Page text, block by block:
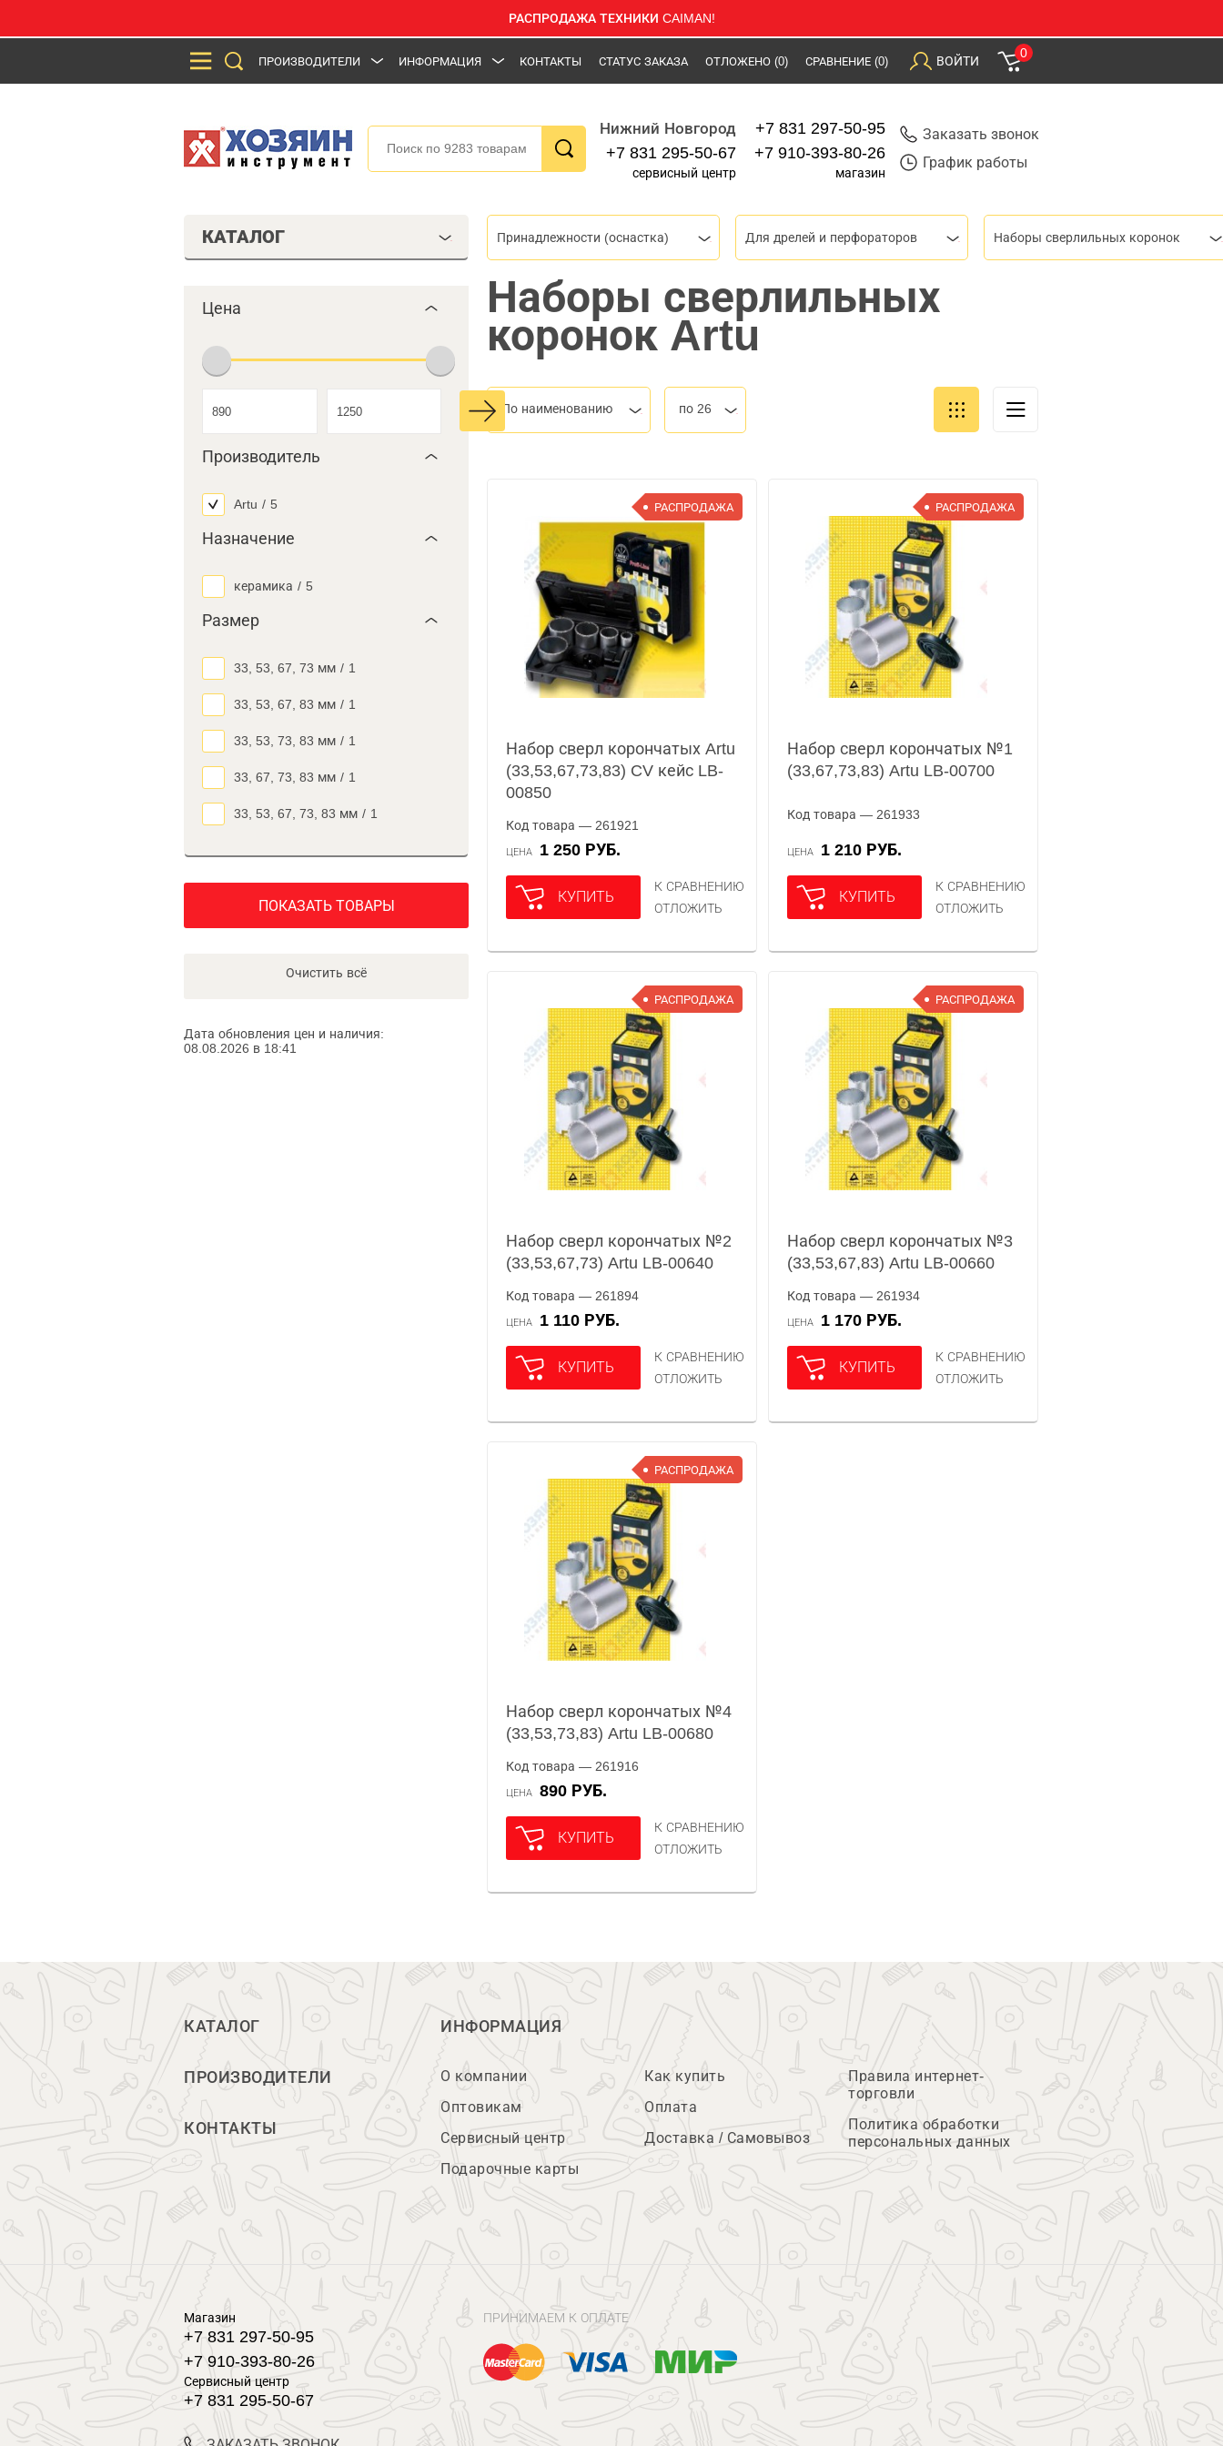
РАСПРОДАЖА ТЕХНИКИ CAIMAN!
ПРОИЗВОДИТЕЛИ ИНФОРМАЦИЯ КОНТАКТЫ СТАТУС ЗАКАЗА ОТЛОЖЕНО (0) СРАВНЕНИЕ (0) ВОЙТИ
0
Нижний Новгород
+7 831 295-50-67
сервисный центр
+7 831 297-50-95
+7 910-393-80-26
магазин
Заказать звонок
График работы
КАТАЛОГ
Цена
Производитель
Artu / 5
Назначение
керамика / 5
Размер
33, 53, 67, 73 мм / 1
33, 53, 67, 83 мм / 1
33, 53, 73, 83 мм / 1
33, 67, 73, 83 мм / 1
33, 53, 67, 73, 83 мм / 1
ПОКАЗАТЬ ТОВАРЫ
Очистить всё
Дата обновления цен и наличия:
08.08.2026 в 18:41
Принадлежности (оснастка) Для дрелей и перфораторов Наборы сверлильных коронок
Наборы сверлильных
коронок Artu
По наименованию по 26
РАСПРОДАЖА
Набор сверл корончатых Artu
(33,53,67,73,83) CV кейс LB-
00850
Код товара — 261921
ЦЕНА 1 250 РУБ.
КУПИТЬ
К СРАВНЕНИЮ
ОТЛОЖИТЬ
РАСПРОДАЖА
Набор сверл корончатых №1
(33,67,73,83) Artu LB-00700
Код товара — 261933
ЦЕНА 1 210 РУБ.
КУПИТЬ
К СРАВНЕНИЮ
ОТЛОЖИТЬ
РАСПРОДАЖА
Набор сверл корончатых №2
(33,53,67,73) Artu LB-00640
Код товара — 261894
ЦЕНА 1 110 РУБ.
КУПИТЬ
К СРАВНЕНИЮ
ОТЛОЖИТЬ
РАСПРОДАЖА
Набор сверл корончатых №3
(33,53,67,83) Artu LB-00660
Код товара — 261934
ЦЕНА 1 170 РУБ.
КУПИТЬ
К СРАВНЕНИЮ
ОТЛОЖИТЬ
РАСПРОДАЖА
Набор сверл корончатых №4
(33,53,73,83) Artu LB-00680
Код товара — 261916
ЦЕНА 890 РУБ.
КУПИТЬ
К СРАВНЕНИЮ
ОТЛОЖИТЬ
КАТАЛОГ
ПРОИЗВОДИТЕЛИ
КОНТАКТЫ
ИНФОРМАЦИЯ
О компании
Оптовикам
Сервисный центр
Подарочные карты
Как купить
Оплата
Доставка / Самовывоз
Правила интернет-
торговли
Политика обработки
персональных данных
Магазин
+7 831 297-50-95
+7 910-393-80-26
Сервисный центр
+7 831 295-50-67
ПРИНИМАЕМ К ОПЛАТЕ